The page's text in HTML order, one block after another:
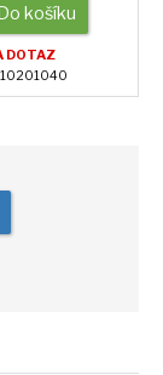
košíku
DOTAZ
10201040